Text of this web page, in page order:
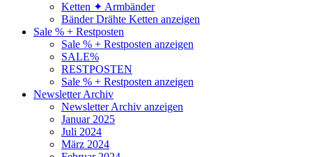
Ketten ✦ Armbänder
Bänder Drähte Ketten anzeigen
Sale % + Restposten
Sale % + Restposten anzeigen
SALE%
RESTPOSTEN
Sale % + Restposten anzeigen
Newsletter Archiv
Newsletter Archiv anzeigen
Januar 2025
Juli 2024
März 2024